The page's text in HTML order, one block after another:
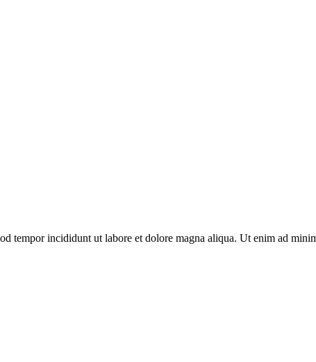
tempor incididunt ut labore et dolore magna aliqua. Ut enim ad